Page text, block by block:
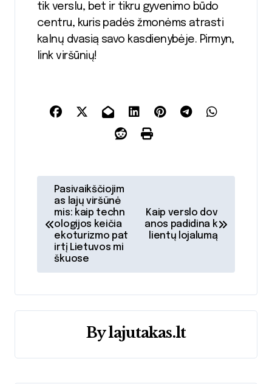
tik verslu, bet ir tikru gyvenimo būdo
centru, kuris padės žmonėms atrasti
kalnų dvasią savo kasdienybėje. Pirmyn,
link viršūnių!
a
i
Pasivaikščiojim
as lajų viršūnė
mis: kaip techn
ologijos keičia
ekoturizmo pat
irtį Lietuvos mi
škuose
Kaip verslo dov
anos padidina k
lientų lojalumą
Bylajutakas.lt